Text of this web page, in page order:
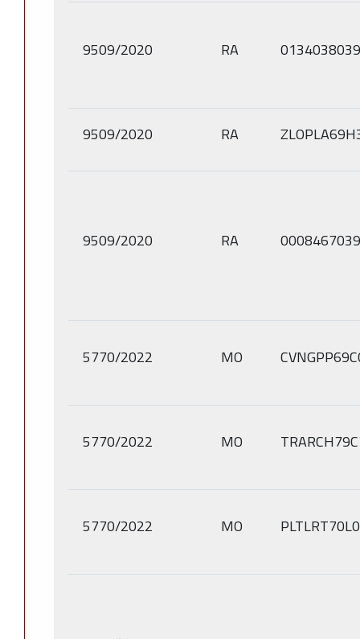
9509/2020 RA
9509/2020 RA
9509/2020 RA
5770/2022 MO
5770/2022 MO
5770/2022 MO